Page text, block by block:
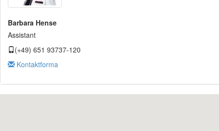
Barbara Hense
Assistant
(+49) 651 93737-120
Kontaktforma